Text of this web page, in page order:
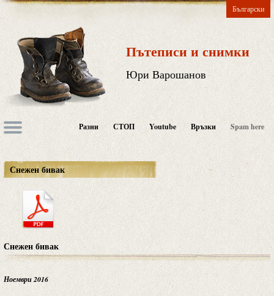
Български
Пътеписи и снимки
Юри Варошанов
Разни СТОП Youtube Връзки Spam here
Снежен бивак
Снежен бивак
Ноември 2016